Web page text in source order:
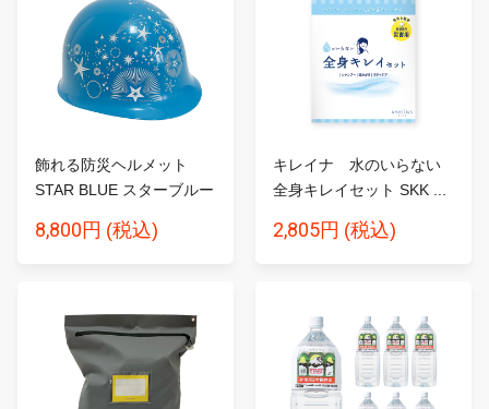
飾れる防災ヘルメット
STAR BLUE スターブルー
8,800円 (税込)
キレイナ 水のいらない
全身キレイセット SKK ...
2,805円 (税込)